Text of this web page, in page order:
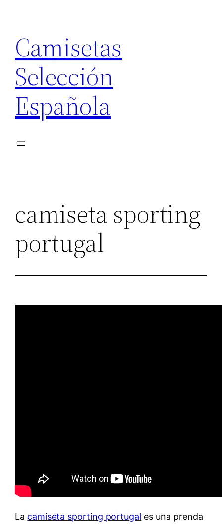
contenido
Camisetas
Selección
Española
camiseta sporting
portugal
La camiseta sporting portugal es una prenda